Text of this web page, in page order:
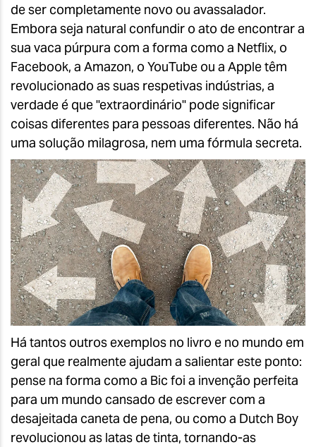
de ser completamente novo ou avassalador.
Embora seja natural confundir o ato de encontrar a
sua vaca púrpura com a forma como a Netflix, o
Facebook, a Amazon, o YouTube ou a Apple têm
revolucionado as suas respetivas indústrias, a
verdade é que "extraordinário" pode significar
coisas diferentes para pessoas diferentes. Não há
uma solução milagrosa, nem uma fórmula secreta.
Há tantos outros exemplos no livro e no mundo em
geral que realmente ajudam a salientar este ponto:
pense na forma como a Bic foi a invenção perfeita
para um mundo cansado de escrever com a
desajeitada caneta de pena, ou como a Dutch Boy
revolucionou as latas de tinta, tornando-as